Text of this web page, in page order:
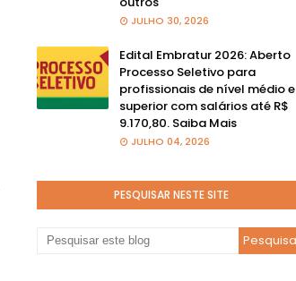
JULHO 30, 2026
Edital Embratur 2026: Aberto
Processo Seletivo para
profissionais de nível médio e
superior com salários até R$
9.170,80. Saiba Mais
JULHO 04, 2026
PESQUISAR NESTE SITE